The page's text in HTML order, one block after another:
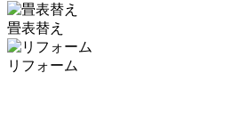
畳表替え
リフォーム